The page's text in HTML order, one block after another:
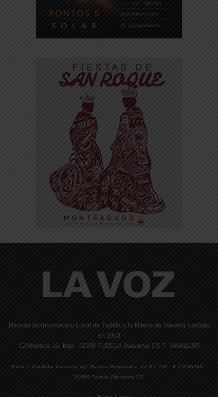
Revista de Información Local de Tudela y la Ribera de Navarra fundada
en 1953
C/Alhemas 10, bajo. 31500 TUDELA (Navarra) ES T. 948411059
Edita © Córdoba Acarreta AC, Ramos Hernández, JJ S.I. CIF · E-71185169 ·
31500 Tudela (Navarra) ES